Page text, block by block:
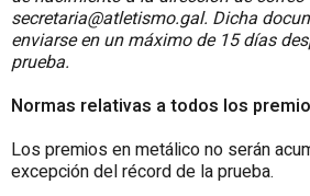
secretaria@atletismo.gal. Dicha
enviarse en un máximo de 15 días
prueba.
Normas relativas a todos los
Los premios en metálico no serán
excepción del récord de la prueba.